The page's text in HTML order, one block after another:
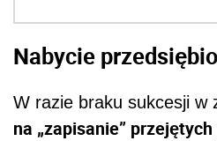
Nabycie
W razie braku sukcesji w
na „zapisanie”